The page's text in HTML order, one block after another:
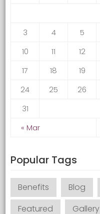
« Mar
3
4 5
10
11 12
17
18 19
24
25 26
31
Popular Tags
Benefits Blog
Featured
Gallery